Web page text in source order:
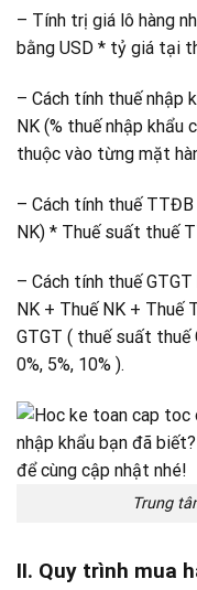
– Tính trị giá lô hàng
bằng USD * tỷ giá tại
– Cách tính thuế nhập
NK (% thuế nhập khẩu
thuộc vào từng mặt
– Cách tính thuế TTĐB
NK) * Thuế suất thuế
– Cách tính thuế
NK + Thuế NK + Thuế
GTGT ( thuế suất thuế
0%, 5%, 10% ).
Trung
II. Quy trình mua